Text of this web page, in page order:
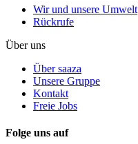
Wir und unsere Umwelt
Rückrufe
Über uns
Über saaza
Unsere Gruppe
Kontakt
Freie Jobs
Folge uns auf